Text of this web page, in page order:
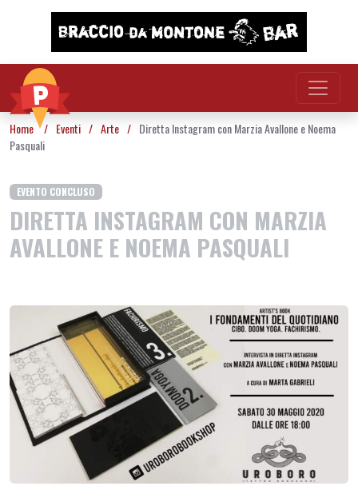
Vai al contenuto
Home / Eventi / Arte / Diretta Instagram con Marzia Avallone e Noema
Pasquali
EVENTO CONCLUSO
DIRETTA INSTAGRAM CON MARZIA
AVALLONE E NOEMA PASQUALI